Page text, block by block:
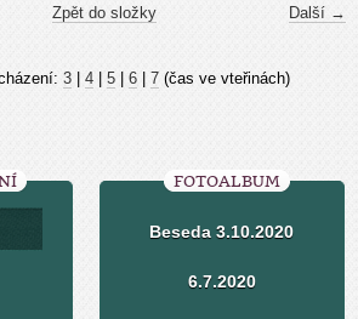
Další →
Zpět do složky
3 4 5 6 7 (čas ve vteřinách)
FOTOALBUM
Beseda 3.10.2020
6.7.2020